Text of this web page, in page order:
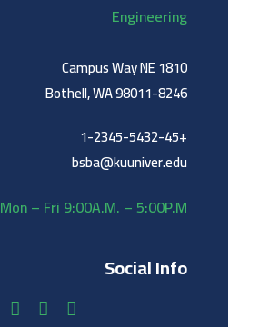
Engineering
1810 Campus Way NE
Bothell, WA 98011-8246
+1-2345-5432-45
bsba@kuuniver.edu
Mon – Fri 9:00A.M. – 5:00P.M.
Social Info